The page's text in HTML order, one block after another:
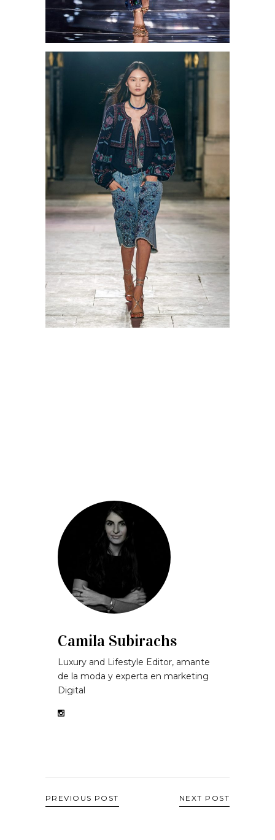
Camila Subirachs
Luxury and Lifestyle Editor, amante
de la moda y experta en marketing
Digital
PREVIOUS POST NEXT POST